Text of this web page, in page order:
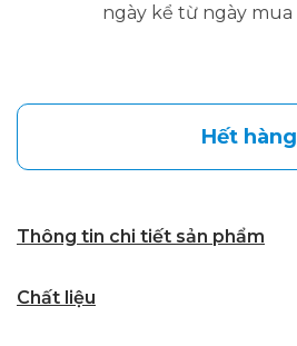
ngày kể từ ngày mua
Hết hàng
Thông tin chi tiết sản phẩm
Chất liệu